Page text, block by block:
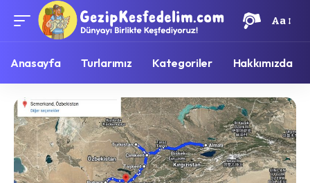
Aa
Anasayfa Turlarımız Kategoriler Hakkımızda